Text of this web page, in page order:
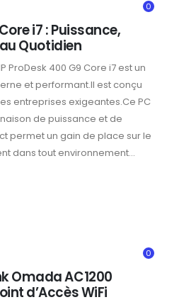
0
i7 : Puissance,
Quotidien
ProDesk 400 G9 Core i7 est un
et performant.Il est conçu
entreprises exigeantes.Ce PC
de puissance et de
permet un gain de place sur le
dans tout environnement...
0
Omada AC1200
d’Accès WiFi